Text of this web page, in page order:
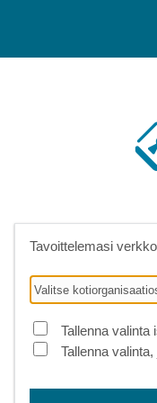
Tavoittelemasi
Tallenna valinta
Tallenna